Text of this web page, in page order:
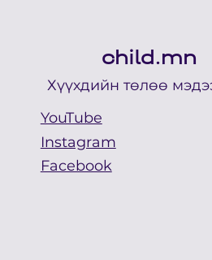
child.mn
Хүүхдийн төлөө
YouTube
Facebook
Instagram